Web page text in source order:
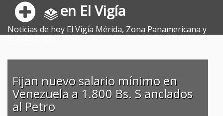
en El Vigía
Noticias de hoy El Vigía Mérida, Zona Panamericana y
Sur del Lago.
Fijan nuevo salario mínimo en
Venezuela a 1.800 Bs. S anclados
al Petro